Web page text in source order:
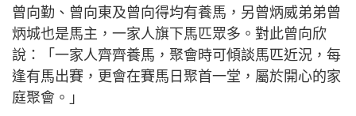
曾向勤、曾向東及曾向得均有養馬，另曾炳威弟弟曾
炳城也是馬主，一家人旗下馬匹眾多。對此曾向欣
說：「一家人齊齊養馬，聚會時可傾談馬匹近況，每
逢有馬出賽，更會在賽馬日聚首一堂，屬於開心的家
庭聚會。」